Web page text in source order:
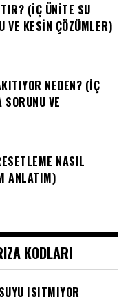
(İÇ ÜNITE SU
VE KESIN ÇÖZÜMLER)
NEDEN? (İÇ
VE
NASIL
ANLATIM)
KODLARI
ISITMIYOR